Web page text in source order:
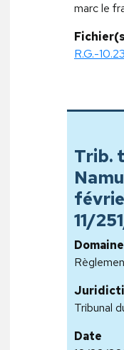
marc le
R.G.-
Trib.
11/
Domaine
Tribunal
Date